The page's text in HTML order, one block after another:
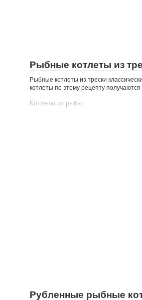
Рыбные котлеты из
Рыбные котлеты из трески
котлеты по этому рецепту получаются
Котлеты из рыбы
Рубленные рыбные